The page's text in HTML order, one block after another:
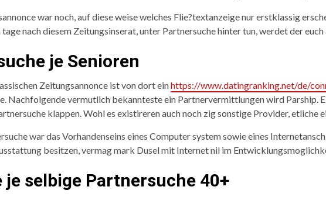
war noch, auf diese weise welches Flie?textanzeige nur erstklassig
nach diesem Zeitungsinserat, unter Partnersuche hinter tun, werdet der euch
je Senioren
Zeitungsannonce ist von dort einhttps://www.datingranking.net/de/
Nachfolgende vermutlich bekannteste ein Partnervermittlungen wird Parship.
klappen. Wohl es existireren auch noch zig sonstige Provider, etliche
war das Vorhandenseins eines Computer system sowie eines
besitzen, vermag mark Dusel mit Internet nil im
je selbige Partnersuche 40+